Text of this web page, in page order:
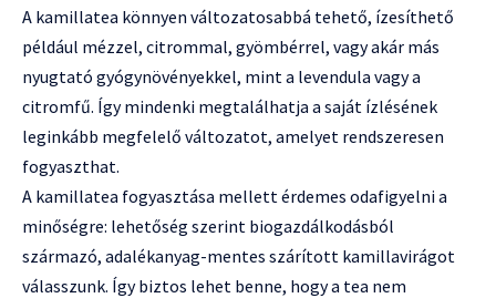
A kamillatea könnyen változatosabbá tehető, ízesíthető
például mézzel, citrommal, gyömbérrel, vagy akár más
nyugtató gyógynövényekkel, mint a levendula vagy a
citromfű. Így mindenki megtalálhatja a saját ízlésének
leginkább megfelelő változatot, amelyet rendszeresen
fogyaszthat.
A kamillatea fogyasztása mellett érdemes odafigyelni a
minőségre: lehetőség szerint biogazdálkodásból
származó, adalékanyag-mentes szárított kamillavirágot
válasszunk. Így biztos lehet benne, hogy a tea nem